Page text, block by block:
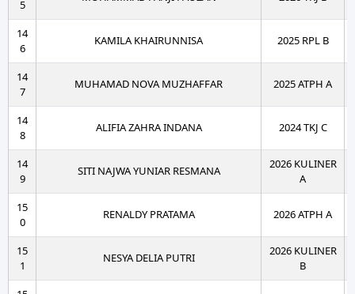
5
14
6
KAMILA KHAIRUNNISA 2025 RPL B
14
7
MUHAMAD NOVA MUZHAFFAR 2025 ATPH A
14
8
ALIFIA ZAHRA INDANA 2024 TKJ C
14
9
SITI NAJWA YUNIAR RESMANA
2026 KULINER
A
15
0
RENALDY PRATAMA 2026 ATPH A
15
1
NESYA DELIA PUTRI
2026 KULINER
B